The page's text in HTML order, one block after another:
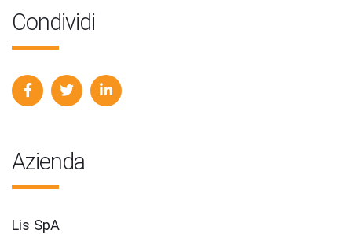
Condividi
Azienda
Lis SpA